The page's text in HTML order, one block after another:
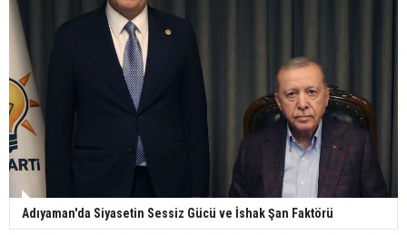
Adıyaman'da Siyasetin Sessiz Gücü ve İshak Şan Faktörü